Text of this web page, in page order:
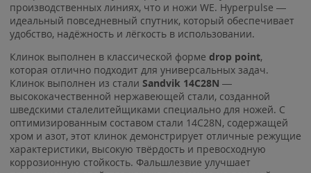
производственных линиях, что и ножи WE. Hyperpulse —
идеальный повседневный спутник, который обеспечивает
удобство, надёжность и лёгкость в использовании.
Клинок выполнен в классической форме drop point,
которая отлично подходит для универсальных задач.
Клинок выполнен из стали Sandvik 14C28N —
высококачественной нержавеющей стали, созданной
шведскими сталелитейщиками специально для ножей. С
оптимизированным составом стали 14C28N, содержащей
хром и азот, этот клинок демонстрирует отличные режущие
характеристики, высокую твёрдость и превосходную
коррозионную стойкость. Фальшлезвие улучшает